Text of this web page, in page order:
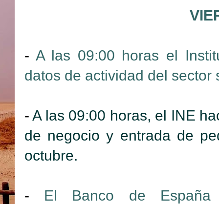
- A las 09:00 horas el
datos de actividad del
-A las 09:00 horas, el INE
de negocio y entrada de
octubre.
- El Banco de